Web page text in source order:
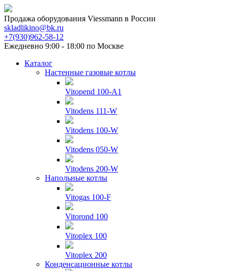
Продажа оборудования Viessmann в России
skladlikino@bk.ru
+7(930)962-58-12
Ежедневно 9:00 - 18:00 по Москве
Каталог
Настенные газовые котлы
Vitopend 100-A1
Vitodens 111-W
Vitodens 100-W
Vitodens 050-W
Vitodens 200-W
Напольные котлы
Vitogas 100-F
Vitorond 100
Vitoplex 100
Vitoplex 200
Конденсационные котлы